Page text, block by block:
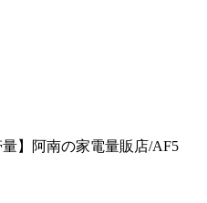
】阿南の家電量販店/AF5